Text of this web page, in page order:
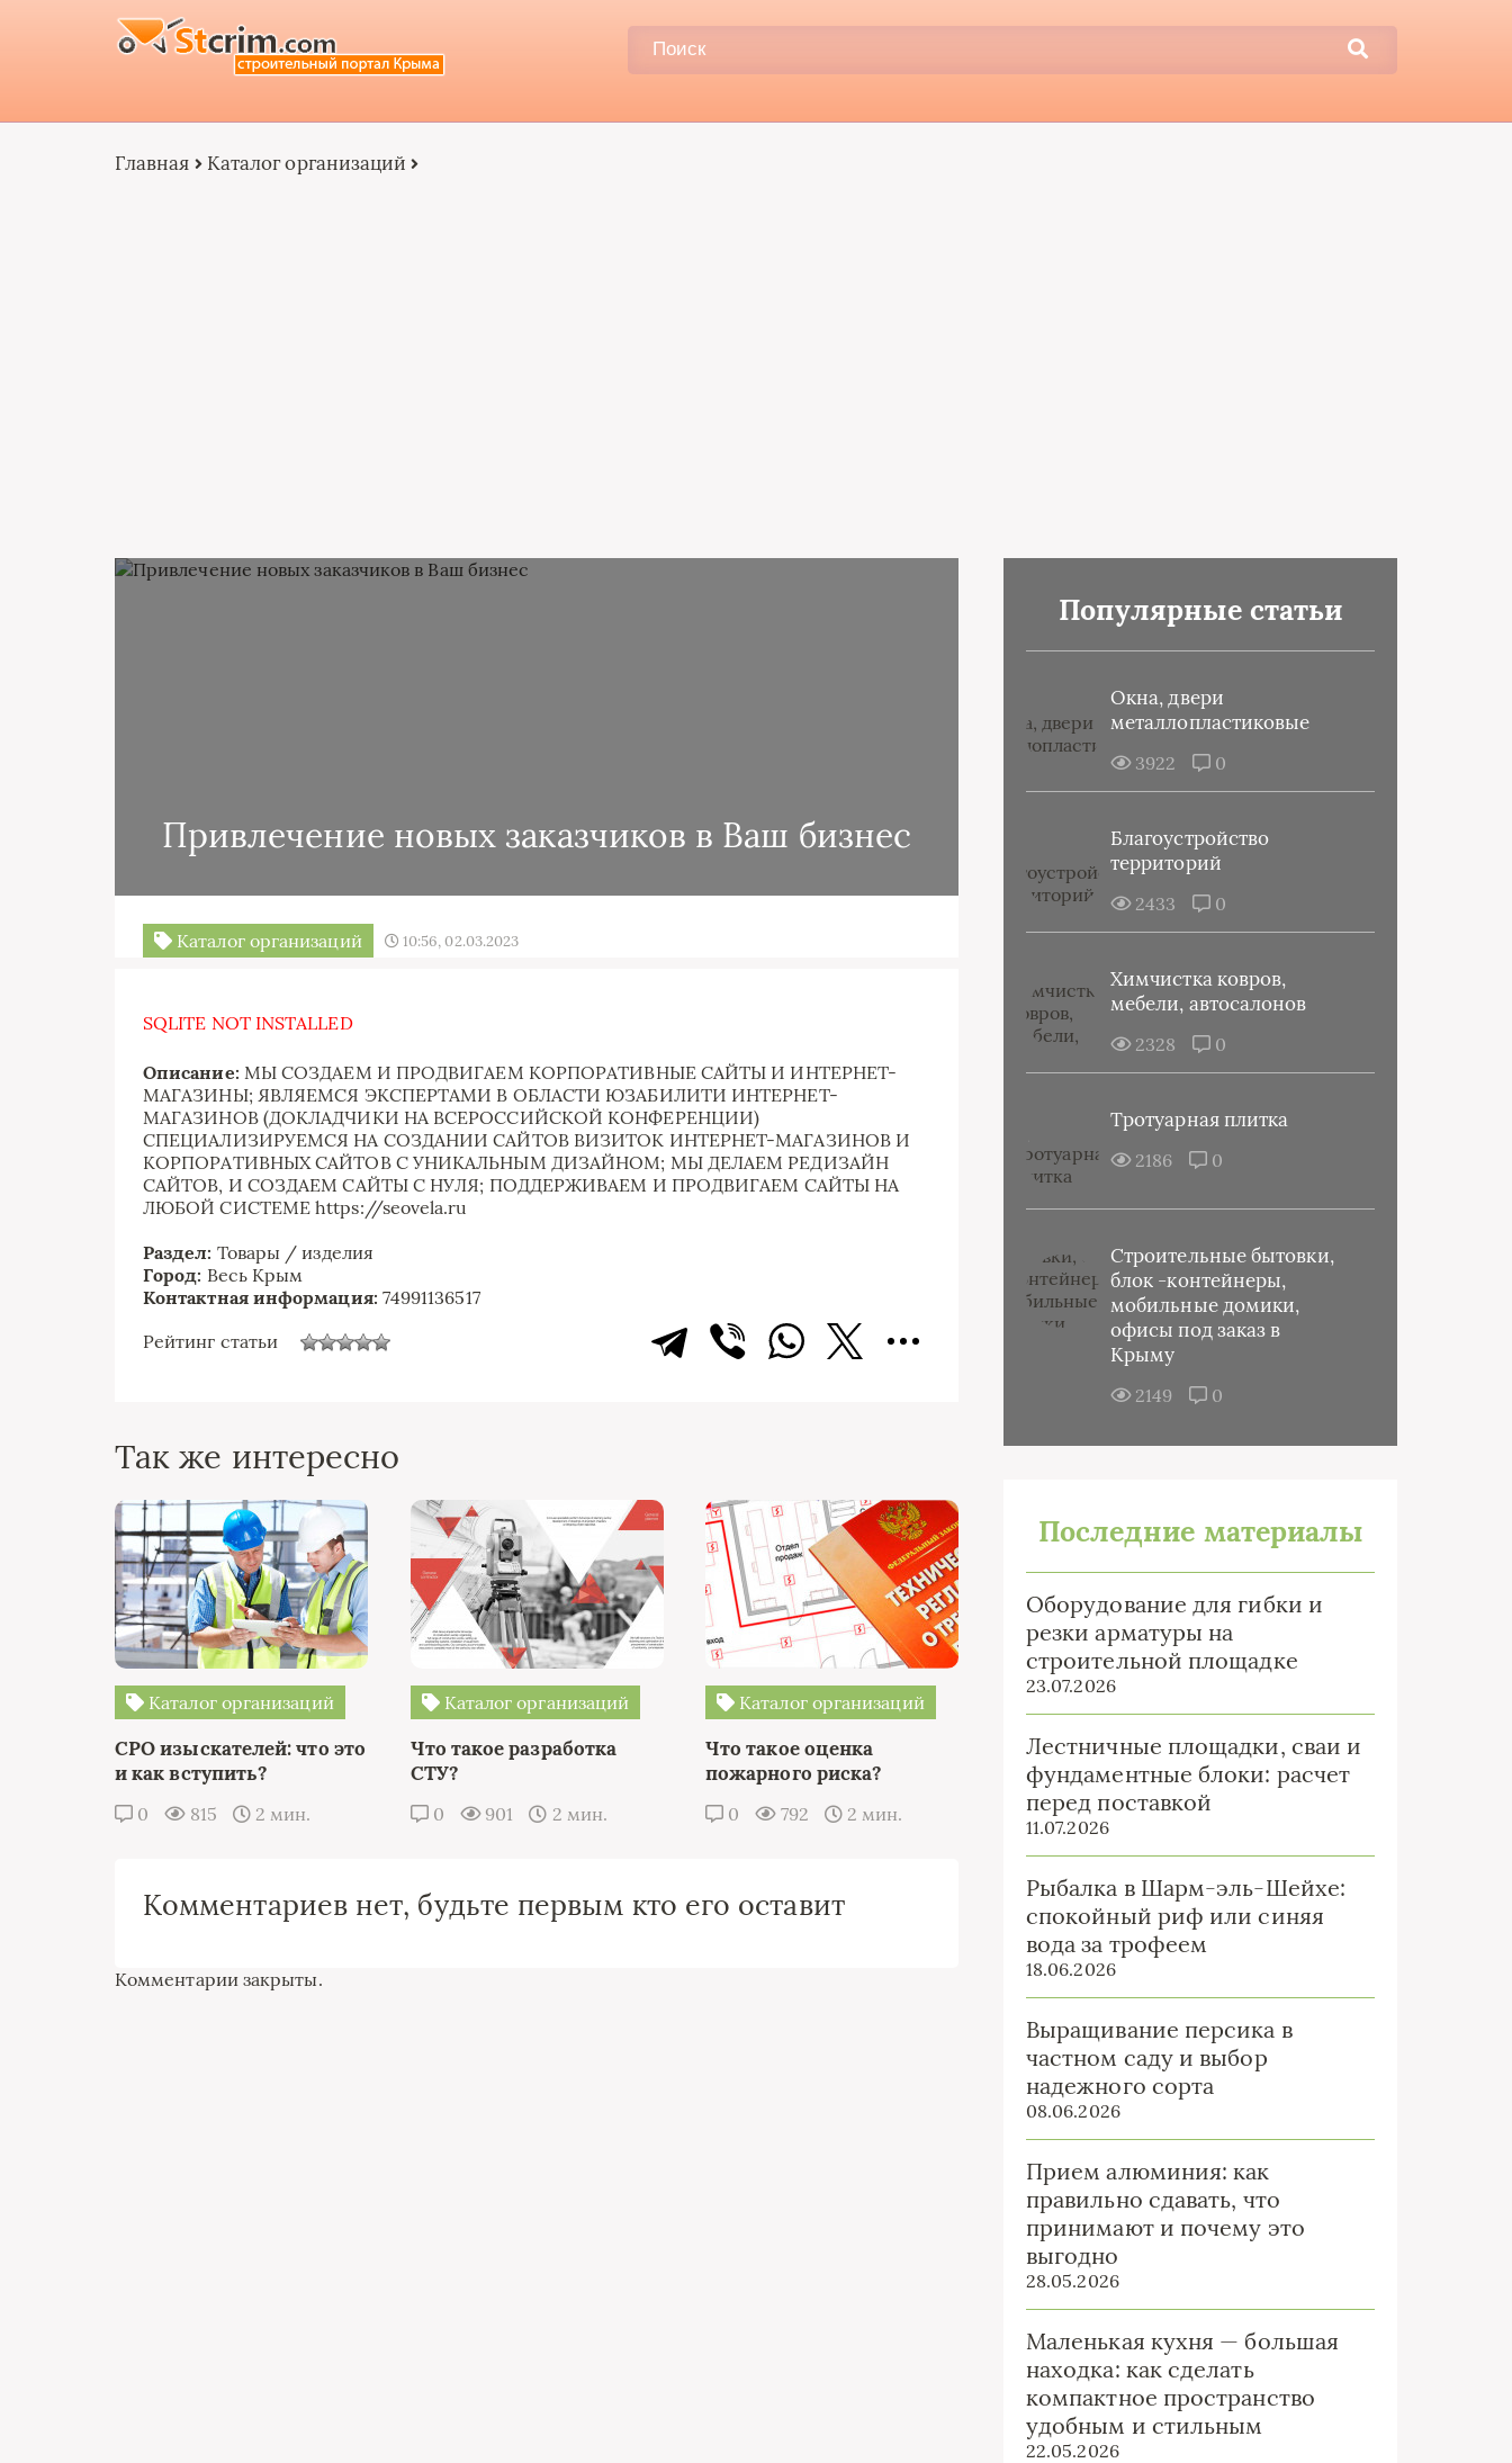
Главная Каталог организаций
Привлечение новых заказчиков в Ваш бизнес
Каталог организаций 10:56, 02.03.2023
SQLITE NOT INSTALLED
Описание: МЫ СОЗДАЕМ И ПРОДВИГАЕМ КОРПОРАТИВНЫЕ САЙТЫ И ИНТЕРНЕТ-
МАГАЗИНЫ; ЯВЛЯЕМСЯ ЭКСПЕРТАМИ В ОБЛАСТИ ЮЗАБИЛИТИ ИНТЕРНЕТ-
МАГАЗИНОВ (ДОКЛАДЧИКИ НА ВСЕРОССИЙСКОЙ КОНФЕРЕНЦИИ)
СПЕЦИАЛИЗИРУЕМСЯ НА СОЗДАНИИ САЙТОВ ВИЗИТОК ИНТЕРНЕТ-МАГАЗИНОВ И
КОРПОРАТИВНЫХ САЙТОВ С УНИКАЛЬНЫМ ДИЗАЙНОМ; МЫ ДЕЛАЕМ РЕДИЗАЙН
САЙТОВ, И СОЗДАЕМ САЙТЫ С НУЛЯ; ПОДДЕРЖИВАЕМ И ПРОДВИГАЕМ САЙТЫ НА
ЛЮБОЙ СИСТЕМЕ https://seovela.ru
Раздел: Товары / изделия
Город: Весь Крым
Контактная информация: 74991136517
Рейтинг статьи
Так же интересно
Каталог организаций
СРО изыскателей: что это
и как вступить?
0 815 2 мин.
Каталог организаций
Что такое разработка
СТУ?
0 901 2 мин.
Каталог организаций
Что такое оценка
пожарного риска?
0 792 2 мин.
Комментариев нет, будьте первым кто его оставит
Комментарии закрыты.
Популярные статьи
Окна, двери
металлопластиковые
3922 0
Благоустройство
территорий
2433 0
Химчистка ковров,
мебели, автосалонов
2328 0
Тротуарная плитка
2186 0
Строительные бытовки,
блок -контейнеры,
мобильные домики,
офисы под заказ в
Крыму
2149 0
Последние материалы
Оборудование для гибки и
резки арматуры на
строительной площадке
23.07.2026
Лестничные площадки, сваи и
фундаментные блоки: расчет
перед поставкой
11.07.2026
Рыбалка в Шарм-эль-Шейхе:
спокойный риф или синяя
вода за трофеем
18.06.2026
Выращивание персика в
частном саду и выбор
надежного сорта
08.06.2026
Прием алюминия: как
правильно сдавать, что
принимают и почему это
выгодно
28.05.2026
Маленькая кухня — большая
находка: как сделать
компактное пространство
удобным и стильным
22.05.2026